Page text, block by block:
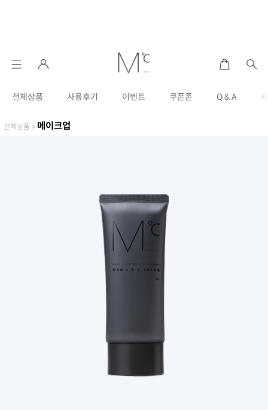
전체상품 사용후기 이벤트 쿠폰존 Q & A
전체상품 > 메이크업